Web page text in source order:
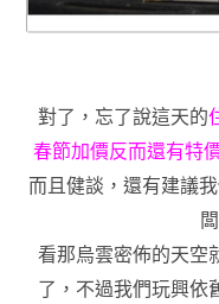
對了 ，忘了說這天的
春節加價反而還有特
而且健談 ，還有建議
看那烏雲密佈的天空
了，不過我們玩興依